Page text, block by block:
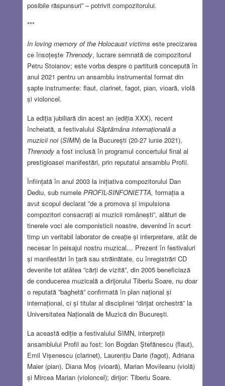
posibile răspunsuri” – potrivit compozitorului.
***
In loving memory of the Holocaust victims este precizarea
ce însoțește Threnody, lucrare semnată de compozitorul
Petru Stoianov; este vorba despre o partitură concepută în
anul 2021 pentru un ansamblu instrumental format din
șapte instrumente: flaut, clarinet, fagot, pian, vioară, violă
și violoncel.
La ediția jubiliară din acest an (ediția XXX), recent
încheiată, a festivalului Săptămâna internațională a
muzicii noi(SIMN) de la București (20-27 iunie 2021),
Threnodya fost inclusă în programul concertului final al
prestigioasei manifestări, prin reputatul ansamblu Profil.
Înființată în anul 2003 la inițiativa compozitorului Dan
Dediu, sub numele PROFIL-SINFONIETTA, formația a
avut scopul declarat ”de a promova și impulsiona
compozitori consacrați ai muzicii românești”, alături de
tinerele voci ale componisticii noastre, devenind în scurt
timp un veritabil laborator de creație și interpretare, atât de
necesar în peisajul nostru muzical… Prezent în festivaluri
și manifestări în țară sau străinătate, cu înregistrări CD
devenite tot atâtea ”cărți de vizită”, din 2005 beneficiază
de conducerea muzicală a dirijorului Tiberiu Soare, nu doar
o reputată ”baghetă” confirmată în plan național și
internațional, ci și titular al disciplinei ”dirijat orchestră” la
Universitatea Națională de Muzică din București.
La această ediție a festivalului SIMN, interpreții
ansamblului Profil au fost: Ion Bogdan Ștefănescu (flaut),
Emil Vișenescu (clarinet), Laurențiu Darie (fagot), Adriana
Maier (pian), Diana Moș (vioară), Marian Movileanu (violă)
și Mircea Marian (violoncel); dirijor: Tiberiu Soare.